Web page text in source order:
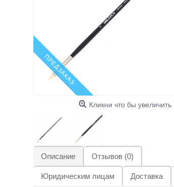
ПРЕДЗАКАЗ
Кликни что бы увеличить
Описание Отзывов (0)
Юридическим лицам Доставка